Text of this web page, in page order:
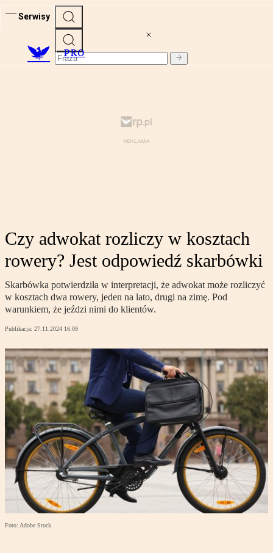
Serwisy
PRO
Czy adwokat rozliczy w kosztach
rowery? Jest odpowiedź skarbówki
Skarbówka potwierdziła w interpretacji, że adwokat może rozliczyć
w kosztach dwa rowery, jeden na lato, drugi na zimę. Pod
warunkiem, że jeździ nimi do klientów.
Publikacja: 27.11.2024 16:09
Foto: Adobe Stock